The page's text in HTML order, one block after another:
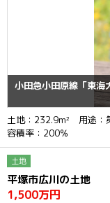
小田急小田原線「東海
土地：232.9m² 用途：
容積率：200％
土地
平塚市広川の土地
1,500万円